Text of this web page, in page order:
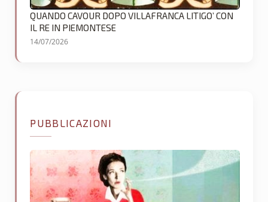
QUANDO CAVOUR DOPO VILLAFRANCA LITIGO’ CON
IL RE IN PIEMONTESE
14/07/2026
PUBBLICAZIONI